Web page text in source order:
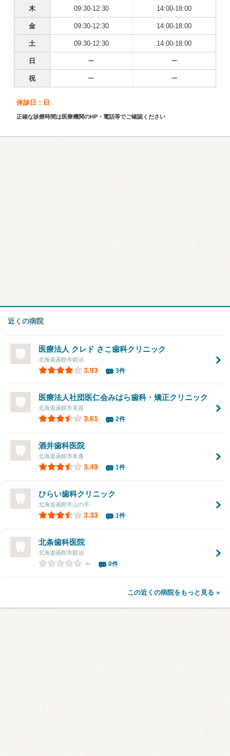
木 09:30-12:30 14:00-18:00
金 09:30-12:30 14:00-18:00
土 09:30-12:30 14:00-18:00
日 ー ー
祝 ー ー
休診日：日
正確な診療時間は医療機関のHP・電話等でご確認ください
近くの病院
医療法人 クレド さこ歯科クリニック
北海道函館市鍛治
3.93 3件
医療法人社団医仁会みはら歯科・矯正クリニック
北海道函館市美原
3.61 2件
酒井歯科医院
北海道函館市本通
3.49 1件
ひらい歯科クリニック
北海道函館市山の手
3.33 1件
北条歯科医院
北海道函館市鍛治
－ 0件
この近くの病院をもっと見る »